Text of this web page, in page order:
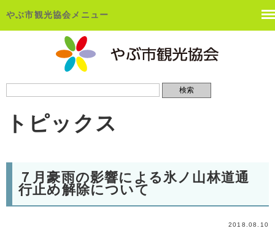
やぶ市観光協会メニュー
トピックス
７月豪雨の影響による氷ノ山林道通
行止め解除について
2018.08.10